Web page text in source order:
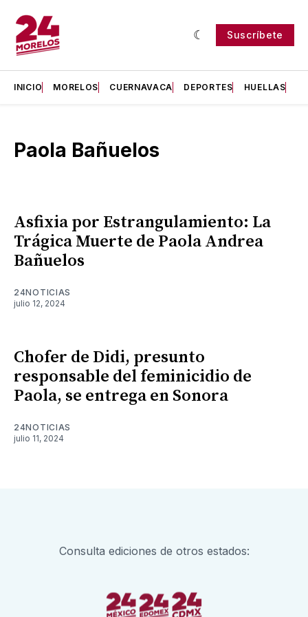
Suscríbete
INICIO MORELOS CUERNAVACA DEPORTES HUELLAS
Paola Bañuelos
Asfixia por Estrangulamiento: La
Trágica Muerte de Paola Andrea
Bañuelos
24NOTICIAS
julio 12, 2024
Chofer de Didi, presunto
responsable del feminicidio de
Paola, se entrega en Sonora
24NOTICIAS
julio 11, 2024
Consulta ediciones de otros estados: